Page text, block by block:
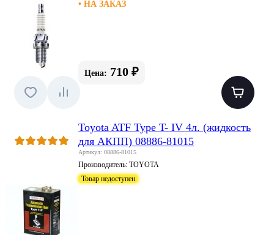
• НА ЗАКАЗ
Цена: 710 ₽
Toyota ATF Type T- IV 4л. (жидкость
для АКПП) 08886-81015
Артикул: 08886-81015
Производитель: TOYOTA
Товар недоступен